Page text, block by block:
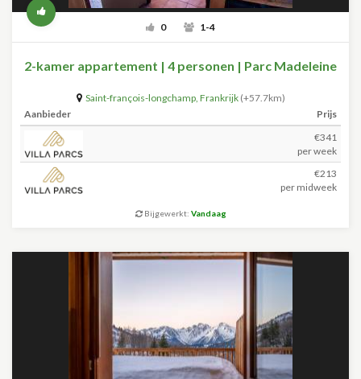
0 1-4
2-kamer appartement | 4 personen | Parc Madeleine
Saint-françois-longchamp, Frankrijk (+57.7km)
Aanbieder
Prijs
€341
per week
€213
per midweek
Bijgewerkt: Vandaag